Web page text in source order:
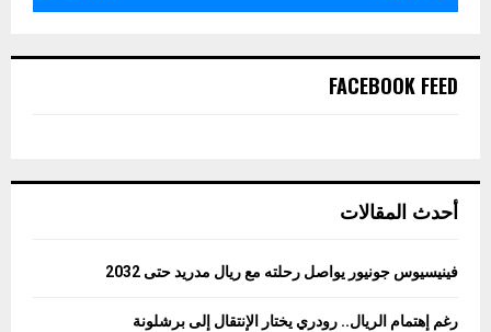
FACEBOOK FEED
أحدث المقالات
فينيسيوس جونيور يواصل رحلته مع ريال مدريد حتى 2032
رغم إهتمام الريال.. رودري يختار الإنتقال إلى برشلونة